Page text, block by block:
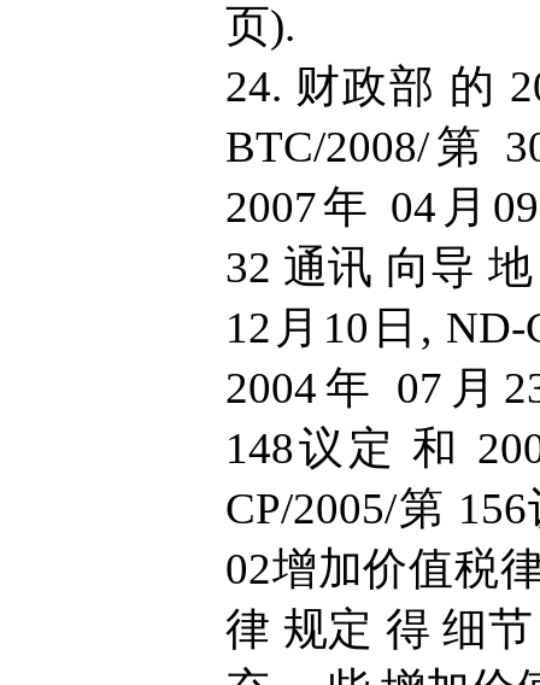
页).
24. 财政部 的
BTC/2008/第
2007年 04月
32 通讯 向导
12月10日, ND-
2004年 07月
148议定 和
CP/2005/第
02增加价值税
律 规定 得 细